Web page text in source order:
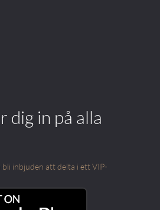
dig in på alla
bli inbjuden att delta i ett VIP-